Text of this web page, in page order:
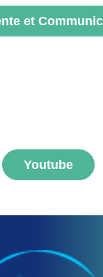
et
Youtube